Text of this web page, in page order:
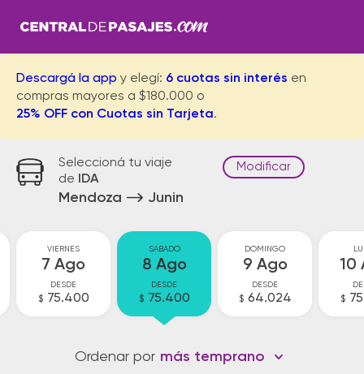
Descargá la app y elegí: 6 cuotas sin interés en
compras mayores a $180.000 o
25% OFF con Cuotas sin Tarjeta.
Seleccioná tu viaje
de
IDA
Mendoza Junin
Modificar
VIERNES
7 Ago
DESDE
$ 75.400
SABADO
8 Ago
DESDE
$ 75.400
DOMINGO
9 Ago
DESDE
$ 64.024
10
$
Ordenar por más temprano